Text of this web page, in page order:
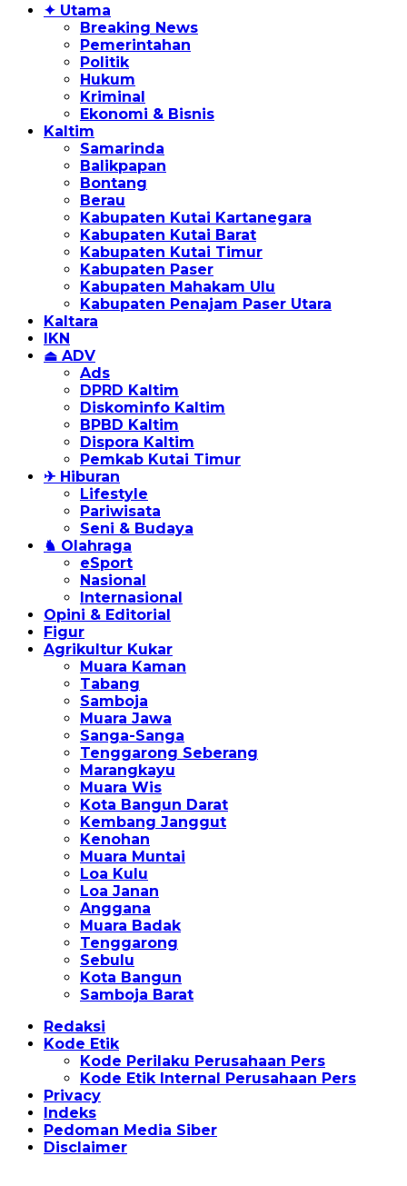
✦ Utama
Breaking News
Pemerintahan
Politik
Hukum
Kriminal
Ekonomi & Bisnis
Kaltim
Samarinda
Balikpapan
Bontang
Berau
Kabupaten Kutai Kartanegara
Kabupaten Kutai Barat
Kabupaten Kutai Timur
Kabupaten Paser
Kabupaten Mahakam Ulu
Kabupaten Penajam Paser Utara
Kaltara
IKN
⏏ ADV
Ads
DPRD Kaltim
Diskominfo Kaltim
BPBD Kaltim
Dispora Kaltim
Pemkab Kutai Timur
✈ Hiburan
Lifestyle
Pariwisata
Seni & Budaya
♞ Olahraga
eSport
Nasional
Internasional
Opini & Editorial
Figur
Agrikultur Kukar
Muara Kaman
Tabang
Samboja
Muara Jawa
Sanga-Sanga
Tenggarong Seberang
Marangkayu
Muara Wis
Kota Bangun Darat
Kembang Janggut
Kenohan
Muara Muntai
Loa Kulu
Loa Janan
Anggana
Muara Badak
Tenggarong
Sebulu
Kota Bangun
Samboja Barat
Redaksi
Kode Etik
Kode Perilaku Perusahaan Pers
Kode Etik Internal Perusahaan Pers
Privacy
Indeks
Pedoman Media Siber
Disclaimer